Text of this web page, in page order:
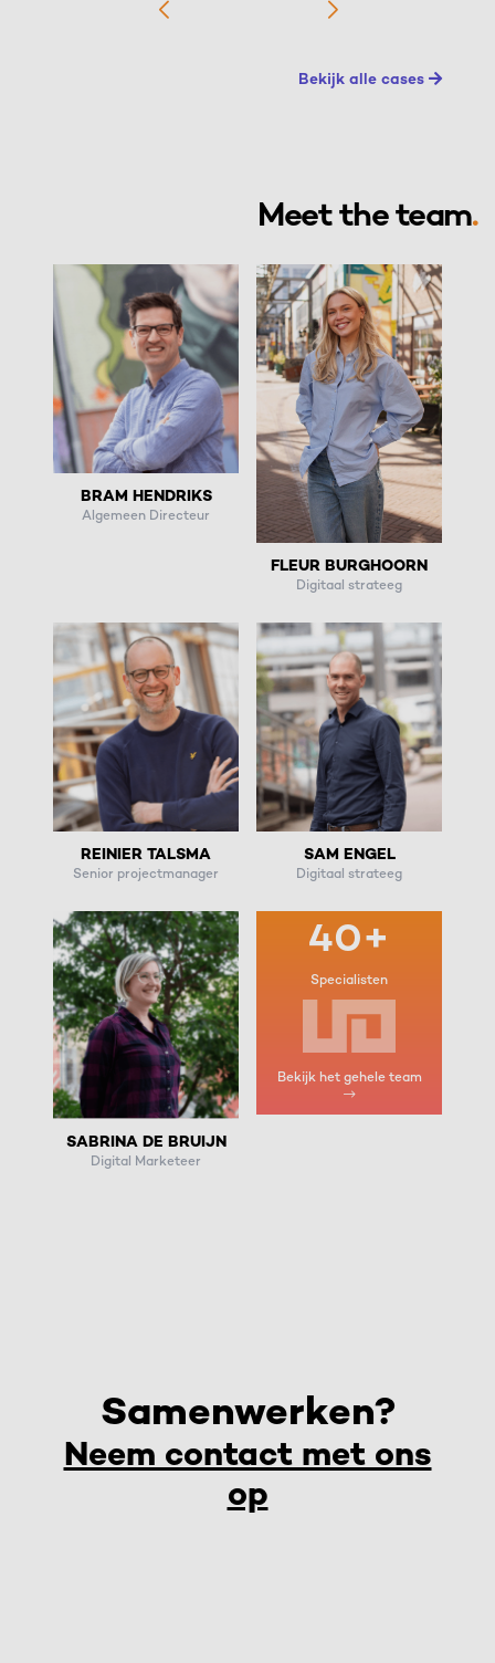
Bekijk alle cases
Meet the team.
BRAM HENDRIKS
Algemeen Directeur
FLEUR BURGHOORN
Digitaal strateeg
REINIER TALSMA
Senior projectmanager
SAM ENGEL
Digitaal strateeg
SABRINA DE BRUIJN
Digital Marketeer
40+
Specialisten
Bekijk het gehele team
Samenwerken?
Neem contact met ons
op